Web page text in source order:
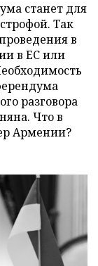
станет для
Так
в
в ЕС или
разговора
Что в
Армении?